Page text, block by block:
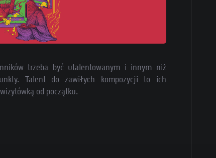
trzeba być utalentowanym i innym niż
Talent do zawiłych kompozycji to ich
od początku.